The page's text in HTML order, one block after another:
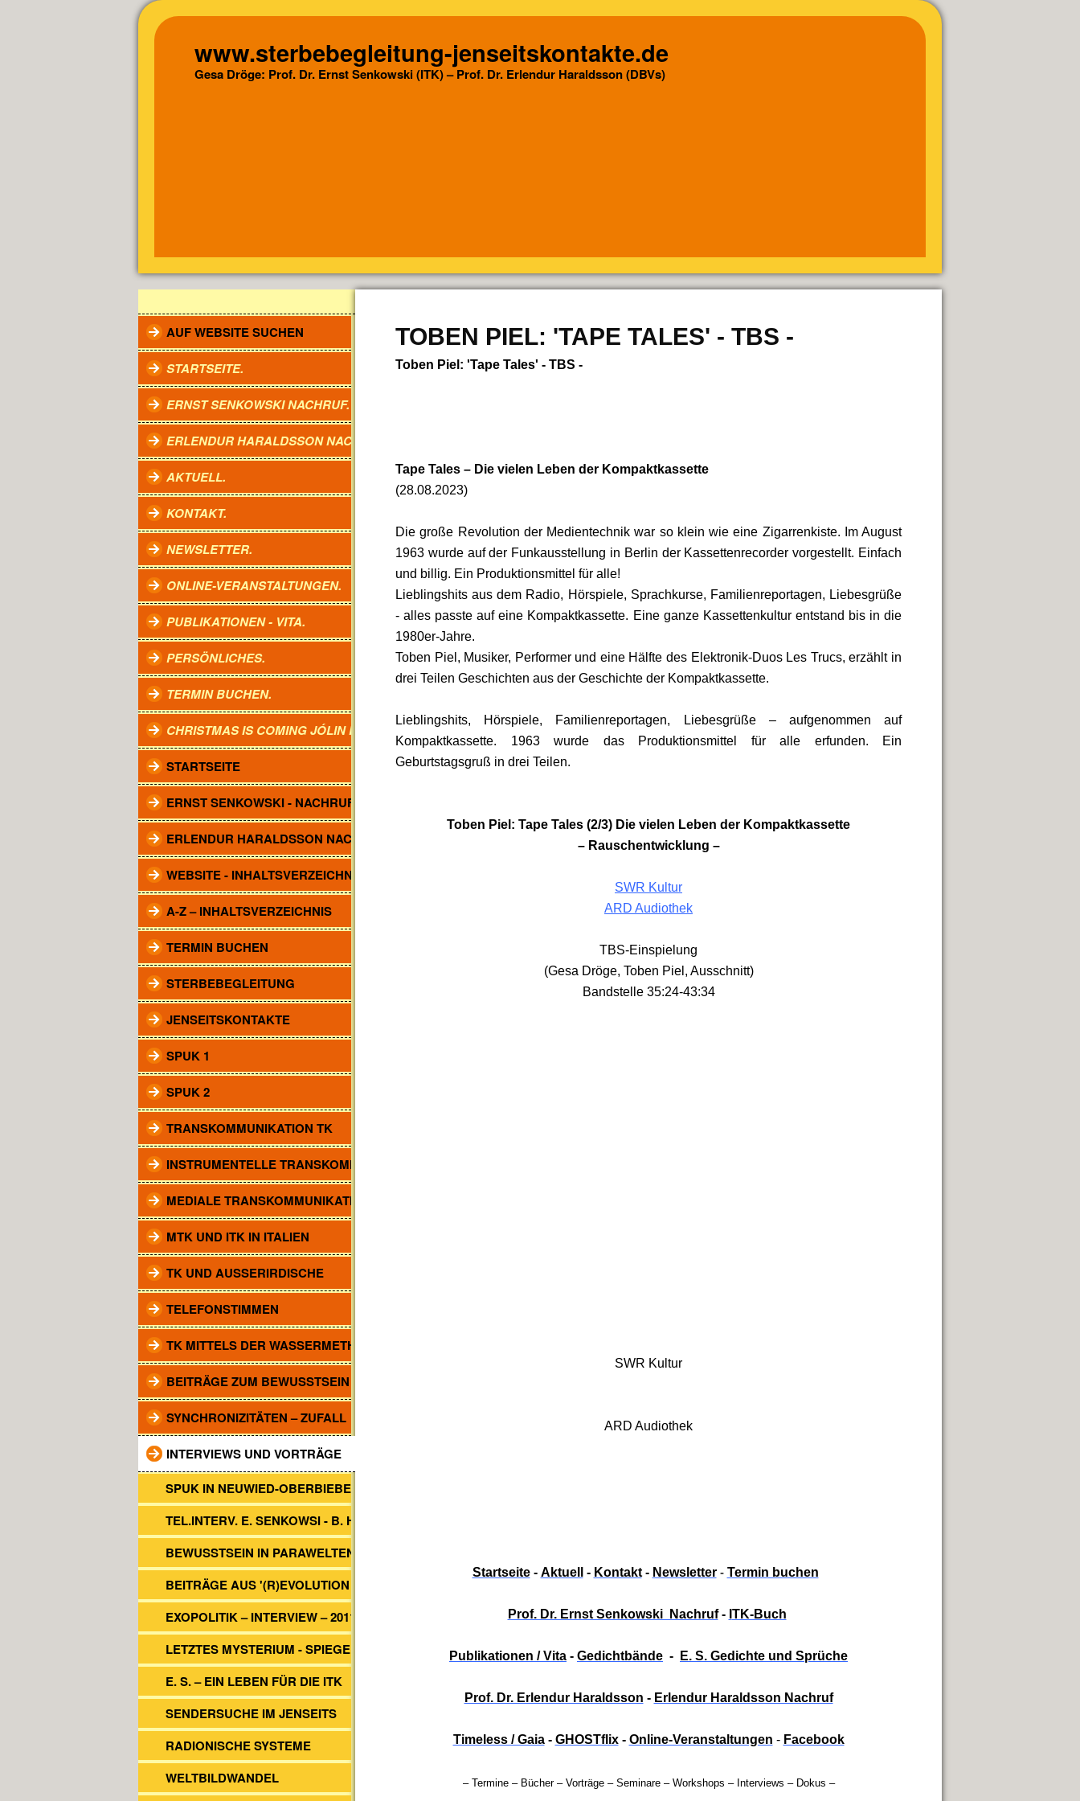
www.sterbebegleitung-jenseitskontakte.de
Gesa Dröge: Prof. Dr. Ernst Senkowski (ITK) – Prof. Dr. Erlendur Haraldsson (DBVs)
AUF WEBSITE SUCHEN
STARTSEITE.
ERNST SENKOWSKI NACHRUF.
ERLENDUR HARALDSSON NACHRUF.
AKTUELL.
KONTAKT.
NEWSLETTER.
ONLINE-VERANSTALTUNGEN.
PUBLIKATIONEN - VITA.
PERSÖNLICHES.
TERMIN BUCHEN.
CHRISTMAS IS COMING JÓLIN KOMA.
STARTSEITE
ERNST SENKOWSKI - NACHRUF
ERLENDUR HARALDSSON NACHRUF
WEBSITE - INHALTSVERZEICHNIS
A-Z – INHALTSVERZEICHNIS
TERMIN BUCHEN
STERBEBEGLEITUNG
JENSEITSKONTAKTE
SPUK 1
SPUK 2
TRANSKOMMUNIKATION TK
INSTRUMENTELLE TRANSKOMM.
MEDIALE TRANSKOMMUNIKATION
MTK UND ITK IN ITALIEN
TK UND AUSSERIRDISCHE
TELEFONSTIMMEN
TK MITTELS DER WASSERMETHODE
BEITRÄGE ZUM BEWUSSTSEIN
SYNCHRONIZITÄTEN – ZUFALL
INTERVIEWS UND VORTRÄGE
SPUK IN NEUWIED-OBERBIEBER
TEL.INTERV. E. SENKOWSI - B. HEIM
BEWUSSTSEIN IN PARAWELTEN
BEITRÄGE AUS '(R)EVOLUTION 2012'
EXOPOLITIK – INTERVIEW – 2011
LETZTES MYSTERIUM - SPIEGEL TV
E. S. – EIN LEBEN FÜR DIE ITK
SENDERSUCHE IM JENSEITS
RADIONISCHE SYSTEME
WELTBILDWANDEL
TOBEN PIEL: 'TAPE TALES' - TBS -
Toben Piel: 'Tape Tales' - TBS -
Tape Tales – Die vielen Leben der Kompaktkassette
(28.08.2023)
Die große Revolution der Medientechnik war so klein wie eine Zigarrenkiste. Im August
1963 wurde auf der Funkausstellung in Berlin der Kassettenrecorder vorgestellt. Einfach
und billig. Ein Produktionsmittel für alle!
Lieblingshits aus dem Radio, Hörspiele, Sprachkurse, Familienreportagen, Liebesgrüße
- alles passte auf eine Kompaktkassette. Eine ganze Kassettenkultur entstand bis in die
1980er-Jahre.
Toben Piel, Musiker, Performer und eine Hälfte des Elektronik-Duos Les Trucs, erzählt in
drei Teilen Geschichten aus der Geschichte der Kompaktkassette.
Lieblingshits, Hörspiele, Familienreportagen, Liebesgrüße – aufgenommen auf
Kompaktkassette. 1963 wurde das Produktionsmittel für alle erfunden. Ein
Geburtstagsgruß in drei Teilen.
Toben Piel: Tape Tales (2/3) Die vielen Leben der Kompaktkassette
– Rauschentwicklung –
SWR Kultur
ARD Audiothek
TBS-Einspielung
(Gesa Dröge, Toben Piel, Ausschnitt)
Bandstelle 35:24-43:34
SWR Kultur
ARD Audiothek
Startseite- Aktuell - Kontakt - Newsletter - Termin buchen
Prof. Dr. Ernst Senkowski Nachruf - TK-Buch
Publikationen / Vita - Gedichtbände - E. S. Gedichte und Sprüche
Prof. Dr. Erlendur Haraldsson - Erlendur Haraldsson Nachruf
Timeless / Gaia- GHOSTflix - Online-Veranstaltungen - Facebook
– Termine – Bücher – Vorträge – Seminare – Workshops – Interviews – Dokus –